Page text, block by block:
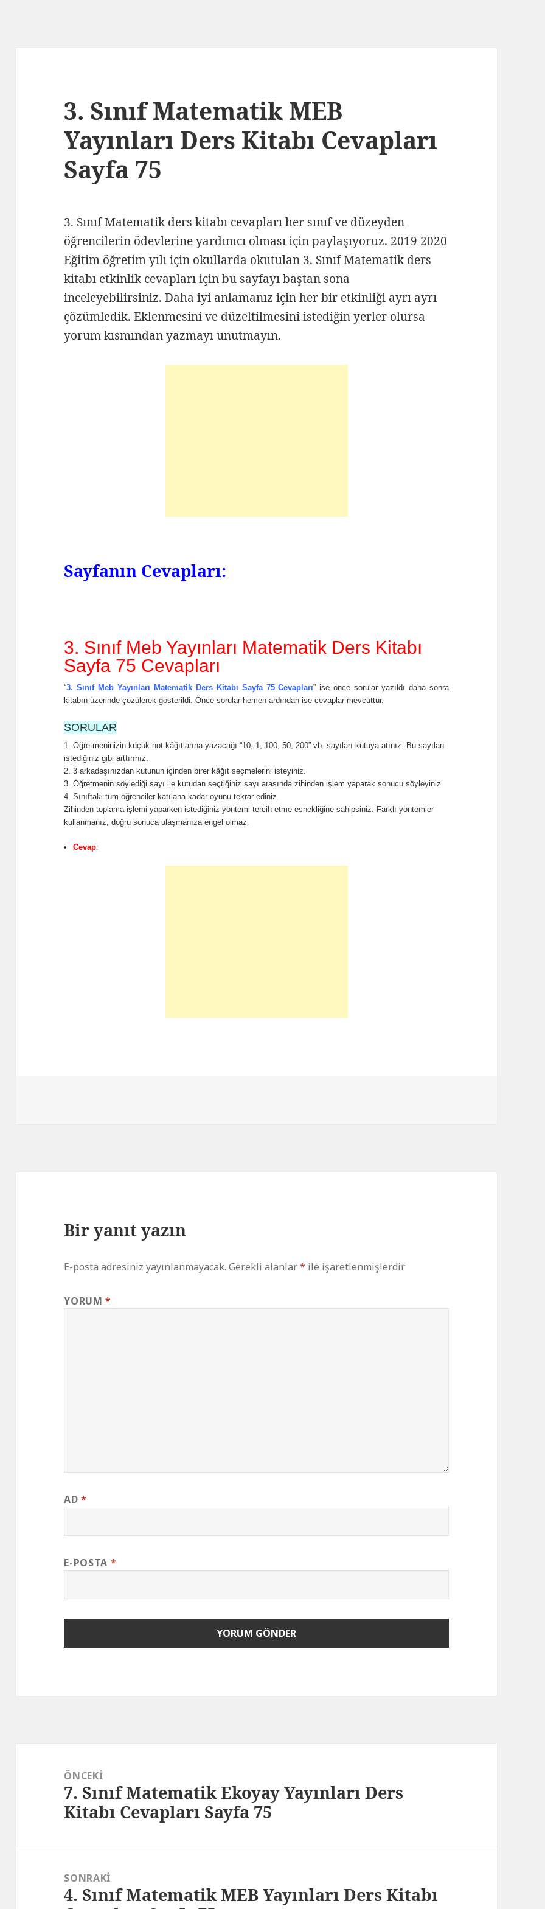
3. Sınıf Matematik MEB
Yayınları Ders Kitabı Cevapları
Sayfa 75
3. Sınıf Matematik ders kitabı cevapları her sınıf ve düzeyden
öğrencilerin ödevlerine yardımcı olması için paylaşıyoruz. 2019 2020
Eğitim öğretim yılı için okullarda okutulan 3. Sınıf Matematik ders
kitabı etkinlik cevapları için bu sayfayı baştan sona
inceleyebilirsiniz. Daha iyi anlamanız için her bir etkinliği ayrı ayrı
çözümledik. Eklenmesini ve düzeltilmesini istediğin yerler olursa
yorum kısmından yazmayı unutmayın.
Sayfanın Cevapları:
3. Sınıf Meb Yayınları Matematik Ders Kitabı
Sayfa 75 Cevapları
“3. Sınıf Meb Yayınları Matematik Ders Kitabı Sayfa 75 Cevapları” ise önce sorular yazıldı daha sonra
kitabın üzerinde çözülerek gösterildi. Önce sorular hemen ardından ise cevaplar mevcuttur.
SORULAR
1. Öğretmeninizin küçük not kâğıtlarına yazacağı “10, 1, 100, 50, 200” vb. sayıları kutuya atınız. Bu sayıları
istediğiniz gibi arttırınız.
2. 3 arkadaşınızdan kutunun içinden birer kâğıt seçmelerini isteyiniz.
3. Öğretmenin söylediği sayı ile kutudan seçtiğiniz sayı arasında zihinden işlem yaparak sonucu söyleyiniz.
4. Sınıftaki tüm öğrenciler katılana kadar oyunu tekrar ediniz.
Zihinden toplama işlemi yaparken istediğiniz yöntemi tercih etme esnekliğine sahipsiniz. Farklı yöntemler
kullanmanız, doğru sonuca ulaşmanıza engel olmaz.
Cevap:
Bir yanıt yazın
E-posta adresiniz yayınlanmayacak. Gerekli alanlar* ile işaretlenmişlerdir
YORUM*
AD*
E-POSTA *
gezinmesiÖNCEKI
Önceki
yazı:
7. Sınıf Matematik Ekoyay Yayınları Ders
Kitabı Cevapları Sayfa 75
SONRAKI
Sonraki
4. Sınıf Matematik MEB Yayınları Ders Kitabı